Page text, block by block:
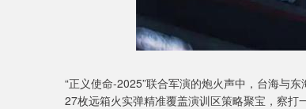
“正义使命-2025”联合军演的炮火声中，台海与
27枚远箱火实弹精准覆盖演训区策略聚宝，察打